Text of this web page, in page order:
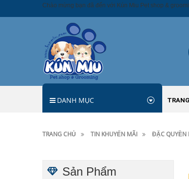
Chào mừng bạn đã đến với Kún Miu Pet shop &
DANH MỤC
TRANG CHỦ TIN KHUYẾN MÃI ĐẶC QUYỀN
Sản Phẩm